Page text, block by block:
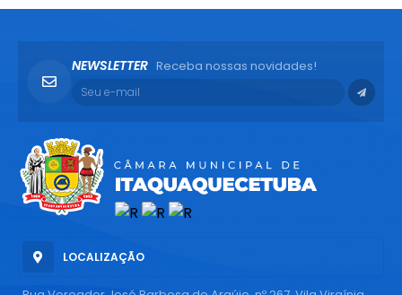
LOCALIZAÇÃO
NEWSLETTER Receba nossas novidades!